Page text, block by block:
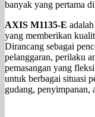
banyak yang pertama
AXIS M1135-E
yang memberikan
Dirancang sebagai
pelanggaran, perilaku
pemasangan yang
untuk berbagai situasi
gudang, penyimpanan,